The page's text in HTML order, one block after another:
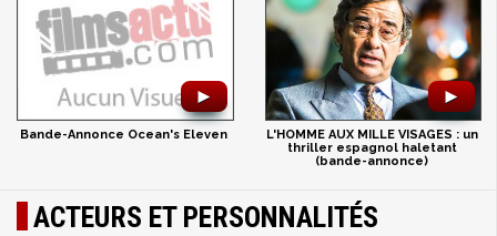
►
Bande-Annonce Ocean's Eleven
►
L'HOMME AUX MILLE VISAGES : un
thriller espagnol haletant
(bande-annonce)
ACTEURS ET PERSONNALITÉS